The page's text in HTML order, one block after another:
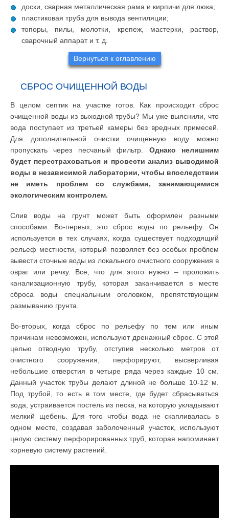
доски, сварная металлическая рама и кирпичи для люка;
пластиковая труба для вывода вентиляции;
топоры, пилы, молотки, крепеж, мастерки, раствор,
сварочный аппарат и т. д.
Вернуться к оглавлению
СБРОС ОЧИЩЕННОЙ ВОДЫ
В целом септик на участке готов. Как происходит сброс
очищенной воды из выходной трубы? Мы уже выяснили, что
вода поступает из третьей камеры без вредных примесей.
Для дополнительной очистки очищенную воду можно
пропускать через песчаный фильтр. Однако нелишним
будет перестраховаться и провести анализ выводимой
воды в независимой лаборатории, чтобы впоследствии
не иметь проблем со службами, занимающимися
экологическим контролем.
Слив воды на грунт может быть оформлен разными
способами. Во-первых, это сброс воды по рельефу. Он
используется в тех случаях, когда существует подходящий
рельеф местности, который позволяет без особых проблем
вывести сточные воды из локального очистного сооружения в
овраг или речку. Все, что для этого нужно – проложить
канализационную трубу, которая заканчивается в месте
сброса воды специальным оголовком, препятствующим
размыванию грунта.
Во-вторых, когда сброс по рельефу по тем или иным
причинам невозможен, используют дренажный сброс. С этой
целью отводную трубу, отступив несколько метров от
очистного сооружения, перфорируют, высверливая
небольшие отверстия в четыре ряда через каждые 10 см.
Данный участок трубы делают длиной не больше 10-12 м.
Под трубой, то есть в том месте, где будет сбрасываться
вода, устраивается постель из песка, на которую укладывают
мелкий щебень. Для того чтобы вода не скапливалась в
одном месте, создавая заболоченный участок, используют
целую систему перфорированных труб, которая напоминает
корневую систему растений.